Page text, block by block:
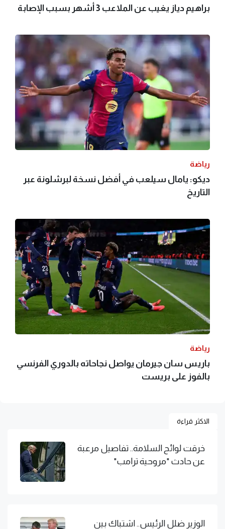
براهيم دياز يغيب عن الملاعب 3 أشهر بسبب الإصابة
رياضة
ديكو: يامال سيلعب في أفضل نسخة لبرشلونة عبر
التاريخ
رياضة
باريس سان جيرمان يواصل نجاحاته بالدوري الفرنسي
بالفوز على بريست
الاكثر قراءة
خرقت لوائح السلامة.. تفاصيل مرعبة
عن حادث "مروحية ترامب"
الوزير ضلل الرئيس.. اشتباك بين